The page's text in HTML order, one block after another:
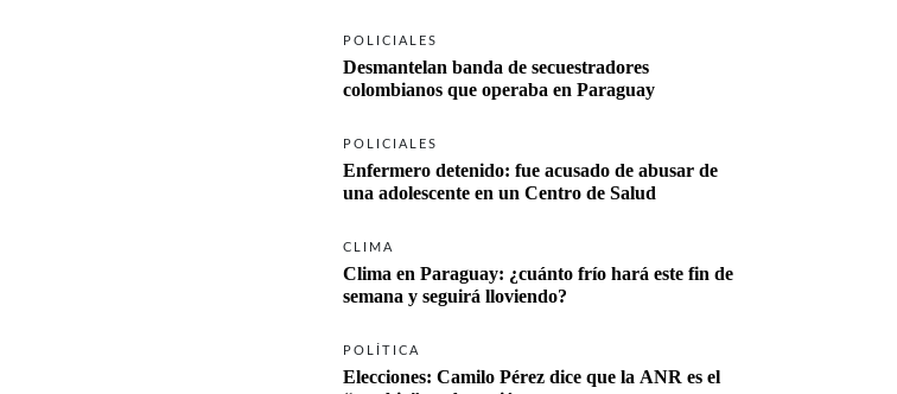
POLICIALES
Desmantelan banda de secuestradores
colombianos que operaba en Paraguay
POLICIALES
Enfermero detenido: fue acusado de abusar de
una adolescente en un Centro de Salud
CLIMA
Clima en Paraguay: ¿cuánto frío hará este fin de
semana y seguirá lloviendo?
POLÍTICA
Elecciones: Camilo Pérez dice que la ANR es el